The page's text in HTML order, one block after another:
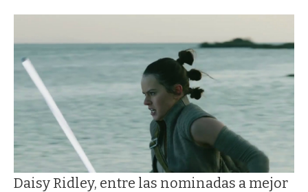
Daisy Ridley, entre las nominadas a mejor